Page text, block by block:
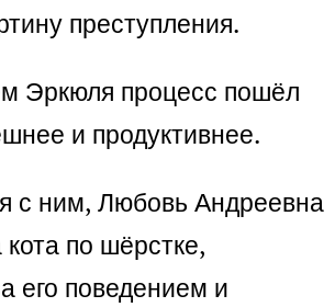
преступления.
Эркюля процесс пошёл
и продуктивнее.
с ним, Любовь Андреевна
по шёрстке,
его поведением и